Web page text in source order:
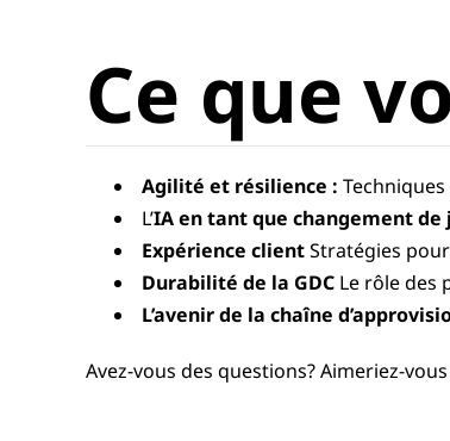
Ce que
Agilité et résilience :
L’IA en tant que changement de
Expérience clientStratégies
Durabilité de la GDC Le rôle des
L’avenir de la chaîne
Avez-vous des questions? Aimeriez-